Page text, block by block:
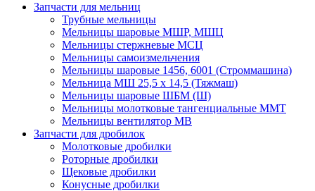
Запчасти для мельниц
Трубные мельницы
Мельницы шаровые МШР, МШЦ
Мельницы стержневые МСЦ
Мельницы самоизмельчения
Мельницы шаровые 1456, 6001 (Строммашина)
Мельница МШ 25,5 х 14,5 (Тяжмаш)
Мельницы шаровые ШБМ (Ш)
Мельницы молотковые тангенциальные ММТ
Мельницы вентилятор МВ
Запчасти для дробилок
Молотковые дробилки
Роторные дробилки
Щековые дробилки
Конусные дробилки